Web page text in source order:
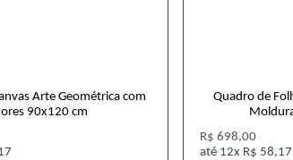
Arte Geométrica com
90x120 cm
Quadro de
R$ 698,00
12x R$ 58,17